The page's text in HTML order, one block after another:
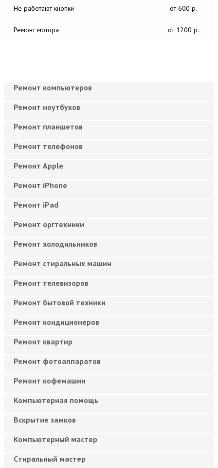
Не работают кнопки от 600 р.
Ремонт мотора от 1200 р.
Ремонт компьютеров
Ремонт ноутбуков
Ремонт планшетов
Ремонт телефонов
Ремонт Apple
Ремонт iPhone
Ремонт iPad
Ремонт оргтехники
Ремонт холодильников
Ремонт стиральных машин
Ремонт телевизоров
Ремонт бытовой техники
Ремонт кондиционеров
Ремонт квартир
Ремонт фотоаппаратов
Ремонт кофемашин
Компьютерная помощь
Вскрытие замков
Компьютерный мастер
Cтиральный мастер